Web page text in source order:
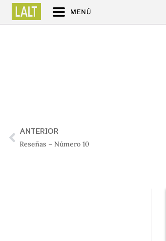
MENÚ
ANTERIOR
Reseñas – Número 10